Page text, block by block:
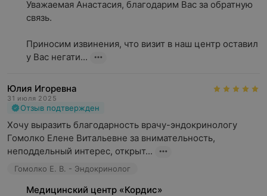
бесплодие;
снижение либидо и потенции;
Установление диагноза и подбор терапии возможны
врачом-эндокринологом.
Как проходит консультация
эндокринолога?
Уважаемая Анастасия, благодарим Вас за обратную
связь.
Приносим извинения, что визит в наш центр оставил
у Вас негати...
Юлия Игоревна
31 июля 2025
Отзыв подтвержден
Хочу выразить благодарность врачу-эндокринологу
Гомолко Елене Витальевне за внимательность,
неподдельный интерес, открыт...
Гомолко Е. В. - Эндокринолог
Медицинский центр «Кордис»